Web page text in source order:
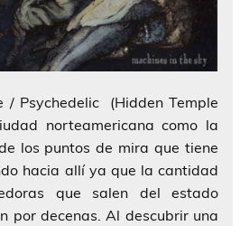
/ Psychedelic (Hidden Temple
norteamericana como la
los puntos de mira que tiene
hacia allí ya que la cantidad
que salen del estado
por decenas. Al descubrir una